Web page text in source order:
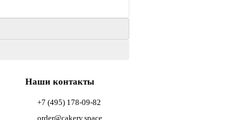
Наши контакты
+7 (495) 178-09-82
order@cakery.space